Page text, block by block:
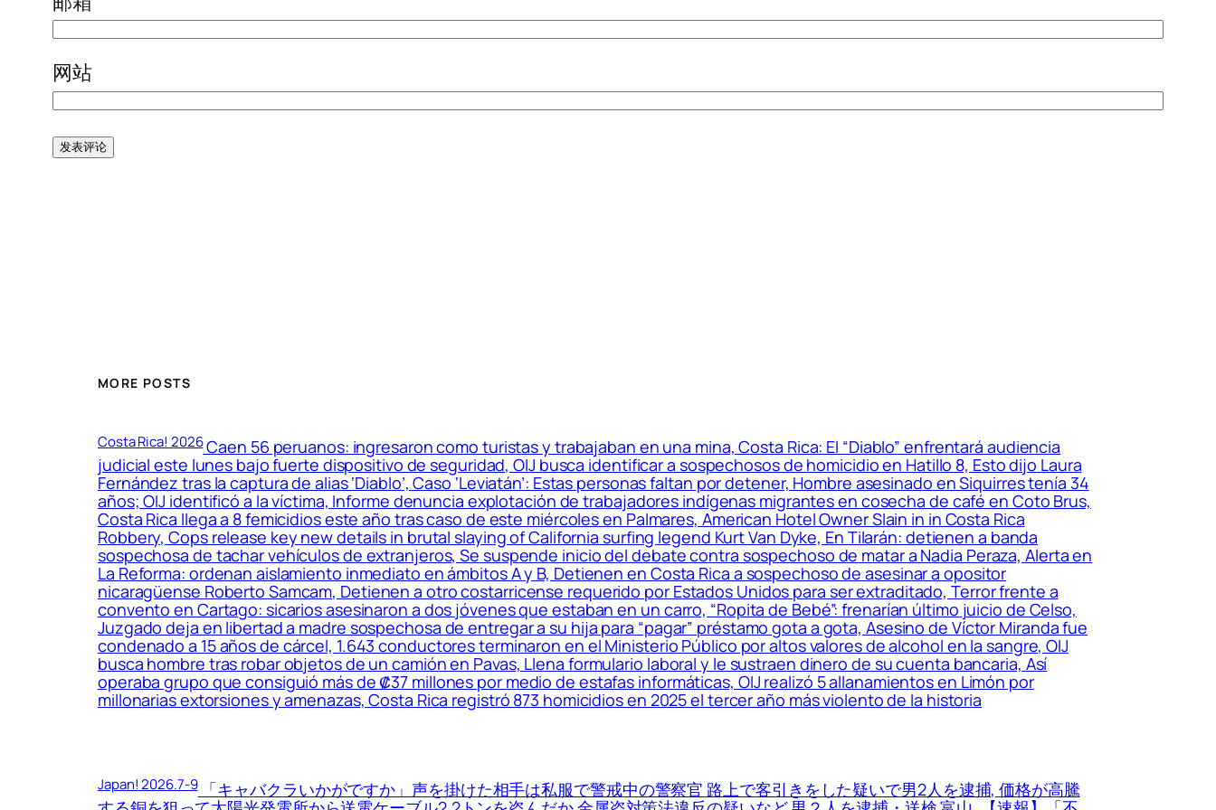
网站
MORE POSTS
Costa Rica! 2026Caen 56 peruanos: ingresaron como turistas y trabajaban en una mina, Costa Rica: El “Diablo” enfrentará audiencia
judicial este lunes bajo fuerte dispositivo de seguridad, OIJ busca identificar a sospechosos de homicidio en Hatillo 8, Esto dijo Laura
Fernández tras la captura de alias ‘Diablo’, Caso ‘Leviatán’: Estas personas faltan por detener, Hombre asesinado en Siquirres tenía 34
años; OIJ identificó a la víctima, Informe denuncia explotación de trabajadores indígenas migrantes en cosecha de café en Coto Brus,
Costa Rica llega a 8 femicidios este año tras caso de este miércoles en Palmares, American Hotel Owner Slain in in Costa Rica
Robbery, Cops release key new details in brutal slaying of California surfing legend Kurt Van Dyke, En Tilarán: detienen a banda
sospechosa de tachar vehículos de extranjeros, Se suspende inicio del debate contra sospechoso de matar a Nadia Peraza, Alerta en
La Reforma: ordenan aislamiento inmediato en ámbitos A y B, Detienen en Costa Rica a sospechoso de asesinar a opositor
nicaragüense Roberto Samcam, Detienen a otro costarricense requerido por Estados Unidos para ser extraditado, Terror frente a
convento en Cartago: sicarios asesinaron a dos jóvenes que estaban en un carro, “Ropita de Bebé”: frenarían último juicio de Celso,
Juzgado deja en libertad a madre sospechosa de entregar a su hija para “pagar” préstamo gota a gota, Asesino de Víctor Miranda fue
condenado a 15 años de cárcel, 1.643 conductores terminaron en el Ministerio Público por altos valores de alcohol en la sangre, OIJ
busca hombre tras robar objetos de un camión en Pavas, Llena formulario laboral y le sustraen dinero de su cuenta bancaria, Así
operaba grupo que consiguió más de ₡37 millones por medio de estafas informáticas, OIJ realizó 5 allanamientos en Limón por
millonarias extorsiones y amenazas, Costa Rica registró 873 homicidios en 2025 el tercer año más violento de la historia
Japan! 2026.7-9「キャバクラいかがですか」声を掛けた相手は私服で警戒中の警察官 路上で客引きをした疑いで男2人を逮捕, 価格が高騰